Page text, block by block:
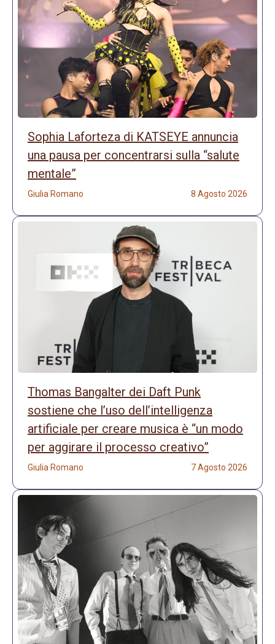
Sophia Laforteza di KATSEYE annuncia
una pausa per concentrarsi sulla “salute
mentale”
Giulia Romano 8 Agosto 2026
Thomas Bangalter dei Daft Punk
sostiene che l’uso dell’intelligenza
artificiale per creare musica è “un modo
per aggirare il processo creativo”
Giulia Romano 7 Agosto 2026